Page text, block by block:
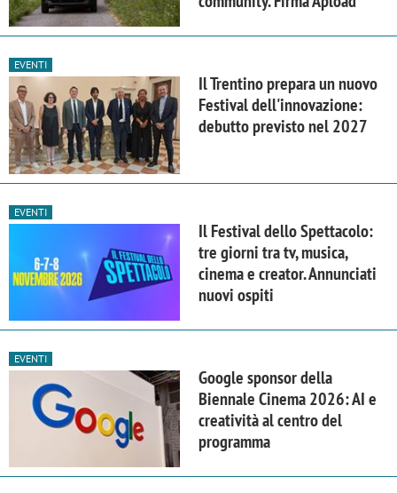
EVENTI
Il Trentino prepara un nuovo
Festival dell'innovazione:
debutto previsto nel 2027
EVENTI
Il Festival dello Spettacolo:
tre giorni tra tv, musica,
cinema e creator. Annunciati
nuovi ospiti
EVENTI
Google sponsor della
Biennale Cinema 2026: AI e
creatività al centro del
programma